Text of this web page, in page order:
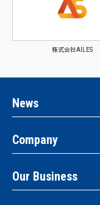
株式会社AILES
News
Company
Our Business